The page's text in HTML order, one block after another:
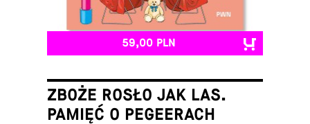
59,00 PLN
ZBOŻE ROSŁO JAK LAS.
PAMIĘĆ O PEGEERACH